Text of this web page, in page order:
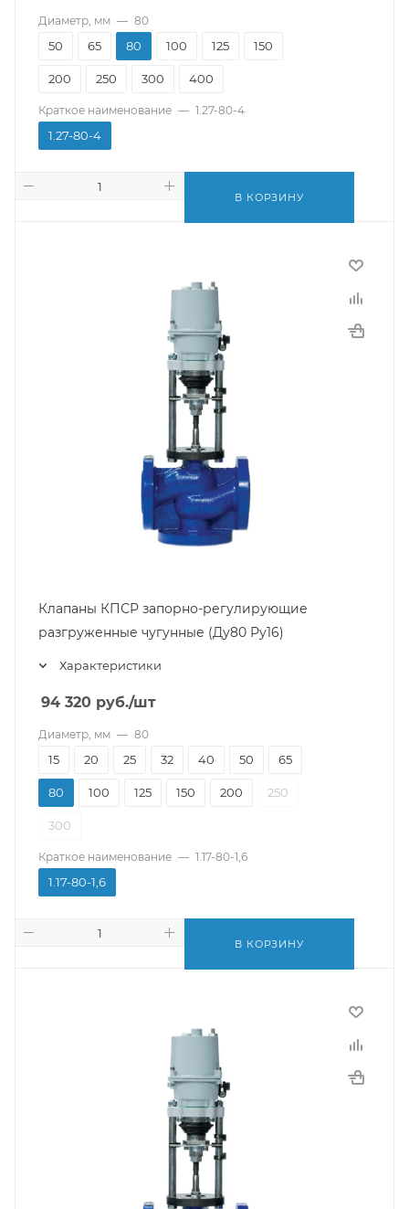
Диаметр, мм — 80
50 65 80 100 125 150
200 250 300 400
Краткое наименование — 1.27-80-4
1.27-80-4
В КОРЗИНУ
Клапаны КПСР запорно-регулирующие
разгруженные чугунные (Ду80 Ру16)
Характеристики
94 320 руб./шт
Диаметр, мм — 80
15 20 25 32 40 50 65
80 100 125 150 200 250
300
Краткое наименование — 1.17-80-1,6
1.17-80-1,6
В КОРЗИНУ